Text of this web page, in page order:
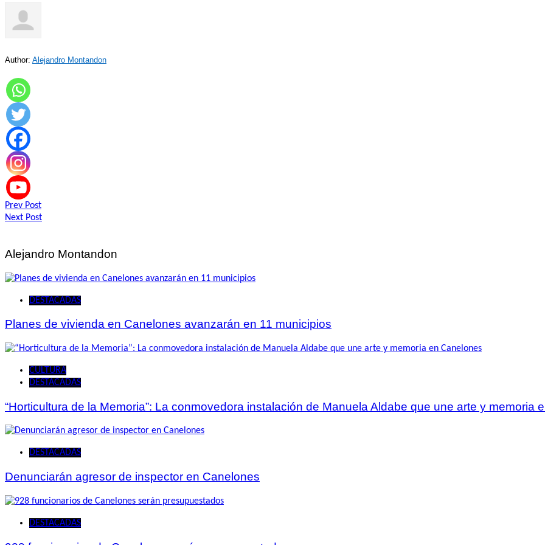
Author: Alejandro Montandon
Navegación
de
Prev Post
Next Post
Alejandro Montandon
DESTACADAS
Planes de vivienda en Canelones avanzarán en 11 municipios
CULTURA
DESTACADAS
“Horticultura de la Memoria”: La conmovedora instalación de Manuela Aldabe que une arte y memoria
DESTACADAS
Denunciarán agresor de inspector en Canelones
DESTACADAS